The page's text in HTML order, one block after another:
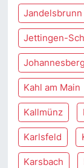
Jandelsbrunn
Jettingen-
Johannesberg
Kahl am Main
Kallmünz
Karlsfeld
Karsbach